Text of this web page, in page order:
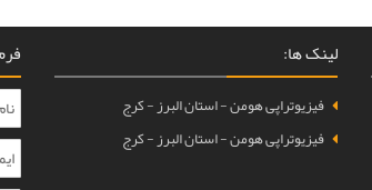
لینک ها:
فیزیوتراپی هومن - استان البرز - کرج
فیزیوتراپی هومن - استان البرز - کرج